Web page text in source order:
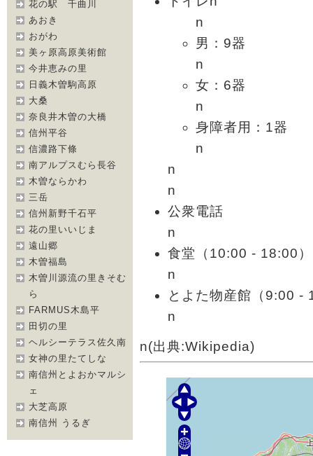
花の駅 千曲川
あおき
おがわ
美ヶ原高原美術館
今井恵みの里
日義木曽駒高原
大桑
奈良井木曽の大橋
信州平谷
信濃路下條
南アルプスむら長谷
木曽ならかわ
三岳
信州新野千石平
花の里いいじま
遠山郷
木曽福島
木曽川源流の里きそむ
ら
FARMUS木島平
田切の里
ヘルシーテラス佐久南
女神の里たてしな
南信州とよおかマルシ
ェ
大芝高原
南信州 うるぎ
n
男：9器
n
女：6器
n
身障者用：1器
n
n
n
公衆電話
n
食堂（10:00 - 18:00）
n
とよた物産館（9:00 -
n
n(出典:Wikipedia)